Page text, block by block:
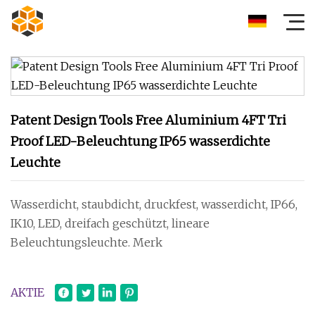
Patent Design Tools Free Aluminium 4FT Tri
Proof LED-Beleuchtung IP65 wasserdichte
Leuchte
Wasserdicht, staubdicht, druckfest, wasserdicht, IP66,
IK10, LED, dreifach geschützt, lineare
Beleuchtungsleuchte. Merk
AKTIE